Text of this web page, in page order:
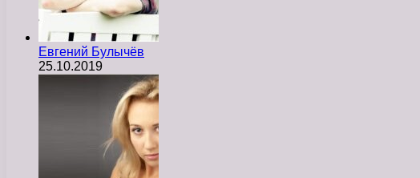
Евгений Булычёв
25.10.2019